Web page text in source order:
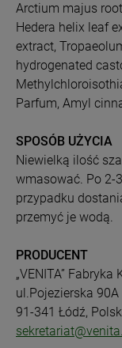
Arctium majus
Hedera helix leaf
extract,
hydrogenated
Parfum, Amyl
SPOSÓB UŻYCIA
Niewielką ilość
wmasować. Po 2-
przypadku
przemyć je wodą.
PRODUCENT
„VENITA”
ul.Pojezierska 90A
91-341 Łódź,